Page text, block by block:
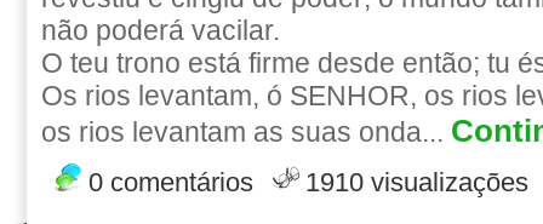
não poderá vacilar.
O teu trono está firme desde então; tu
Os rios levantam, ó SENHOR, os rios
os rios levantam as suas onda...
0 comentários 1910 visualizações